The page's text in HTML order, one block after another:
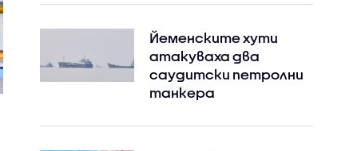
Йеменските хути
атакуваха два
саудитски петролни
танкера